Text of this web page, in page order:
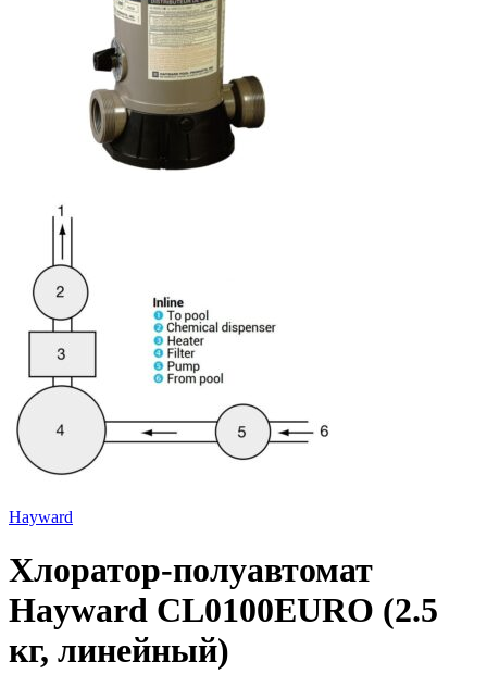
Hayward
Хлоратор-полуавтомат
Hayward CL0100EURO (2.5
кг, линейный)